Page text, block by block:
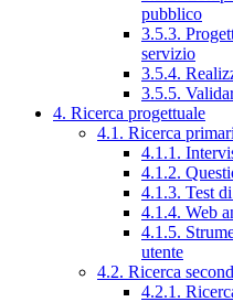
pubblico
3.5.3.
servizio
3.5.4.
3.5.5.
4. Ricerca progettuale
4.1. Ricerca
4.1.1.
4.1.2.
4.1.3. Test
4.1.4. Web
4.1.5.
utente
4.2. Ricerca
4.2.1.